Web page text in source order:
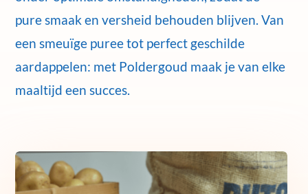
pure smaak en versheid behouden blijven. Van
een smeuïge puree tot perfect geschilde
aardappelen: met Poldergoud maak je van elke
maaltijd een succes.